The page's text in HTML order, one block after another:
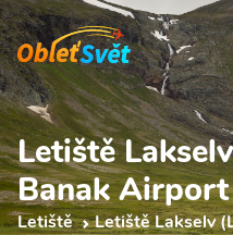
Letiště
Banak Airport
Letiště Letiště Lakselv